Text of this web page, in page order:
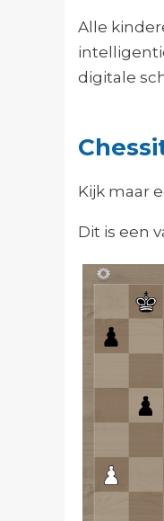
Alle
digitale
Kijk maar
Dit is een